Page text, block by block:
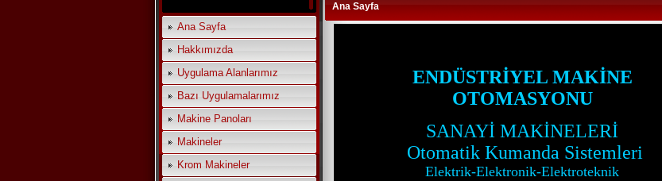
Ana Sayfa
Hakkımızda
Uygulama Alanlarımız
Bazı Uygulamalarımız
Makine Panoları
Makineler
Krom Makineler
Ana Sayfa
ENDÜSTRİYEL MAKİNE
OTOMASYONU
SANAYİ MAKİNELERİ
Otomatik Kumanda Sistemleri
Elektrik-Elektronik-Elektroteknik